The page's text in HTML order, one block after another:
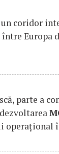
un coridor
Europa
parte a
operațional